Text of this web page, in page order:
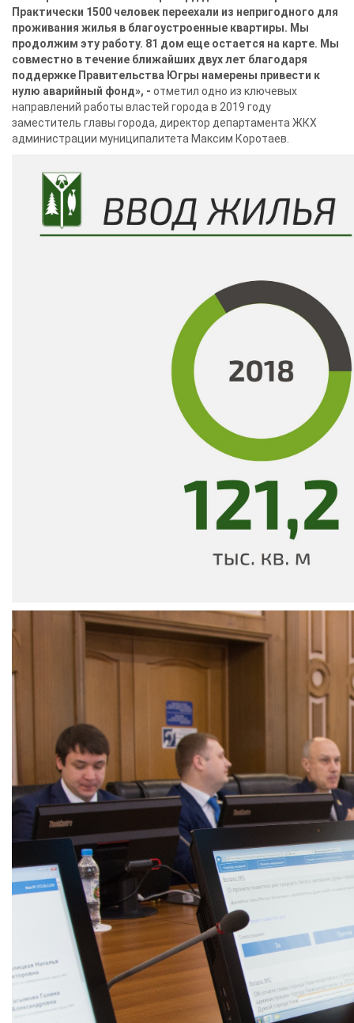
Практически 1500 человек переехали из непригодного для
проживания жилья в благоустроенные квартиры. Мы
продолжим эту работу. 81 дом еще остается на карте. Мы
совместно в течение ближайших двух лет благодаря
поддержке Правительства Югры намерены привести к
нулю аварийный фонд», - отметил одно из ключевых
направлений работы властей города в 2019 году
заместитель главы города, директор департамента ЖКХ
администрации муниципалитета Максим Коротаев.